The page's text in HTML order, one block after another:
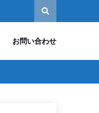
お問い合わせ